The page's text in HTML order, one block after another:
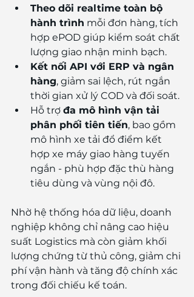
Theo dõi realtime toàn bộ
hành trình mỗi đơn hàng, tích
hợp ePOD giúp kiểm soát chất
lượng giao nhận minh bạch.
Kết nối API với ERP và ngân
hàng, giảm sai lệch, rút ngắn
thời gian xử lý COD và đối soát.
Hỗ trợ đa mô hình vận tải
phân phối tiên tiến, bao gồm
mô hình xe tải đổ điểm kết
hợp xe máy giao hàng tuyến
ngắn - phù hợp đặc thù hàng
tiêu dùng và vùng nội đô.
Nhờ hệ thống hóa dữ liệu, doanh
nghiệp không chỉ nâng cao hiệu
suất Logistics mà còn giảm khối
lượng chứng từ thủ công, giảm chi
phí vận hành và tăng độ chính xác
trong đối chiếu kế toán.